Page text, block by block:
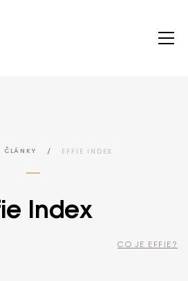
ČLÁNKY / EFFIE INDEX
Index
CO JE EFFIE?